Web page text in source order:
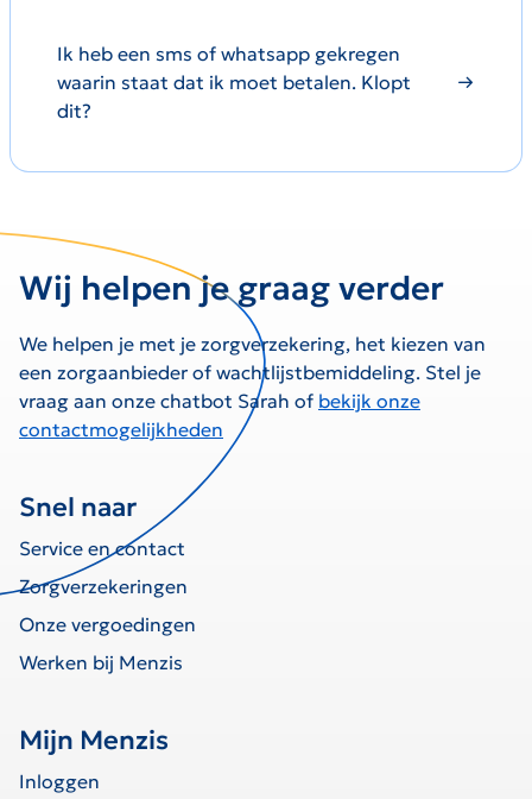
Ik heb een sms of whatsapp gekregen
waarin staat dat ik moet betalen. Klopt
dit?
Wij helpen je graag verder
We helpen je met je zorgverzekering, het kiezen van
een zorgaanbieder of wachtlijstbemiddeling. Stel je
vraag aan onze chatbot Sarah of bekijk onze
contactmogelijkheden
Snel naar
Service en contact
Zorgverzekeringen
Onze vergoedingen
Werken bij Menzis
Mijn Menzis
Inloggen